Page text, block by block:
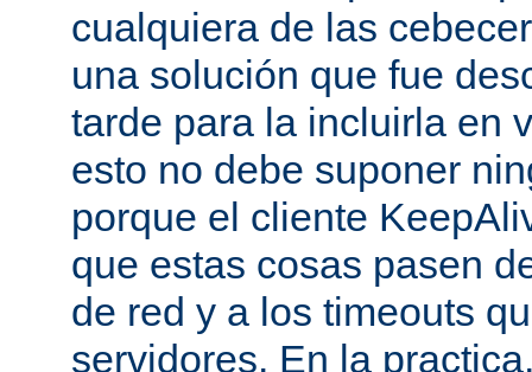
cualquiera de las
una solución que fue
tarde para la incluirla en
esto no debe suponer
porque el cliente
que estas cosas pasen
de red y a los timeouts
servidores. En la